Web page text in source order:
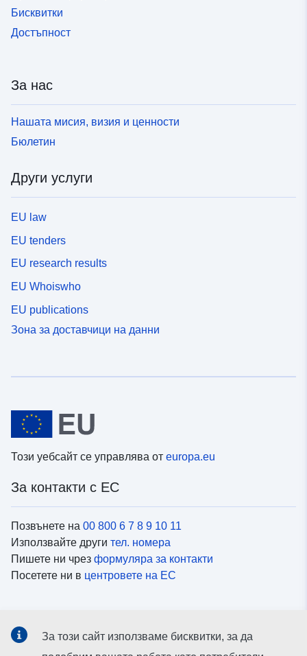
Бисквитки
Достъпност
За нас
Нашата мисия, визия и ценности
Бюлетин
Други услуги
EU law
EU tenders
EU research results
EU Whoiswho
EU publications
Зона за доставчици на данни
Този уебсайт се управлява от europa.eu
За контакти с ЕС
Позвънете на 00 800 6 7 8 9 10 11
Използвайте други тел. номера
Пишете ни чрез формуляра за контакти
Посетете ни в центровете на ЕС
За този сайт използваме бисквитки, за да